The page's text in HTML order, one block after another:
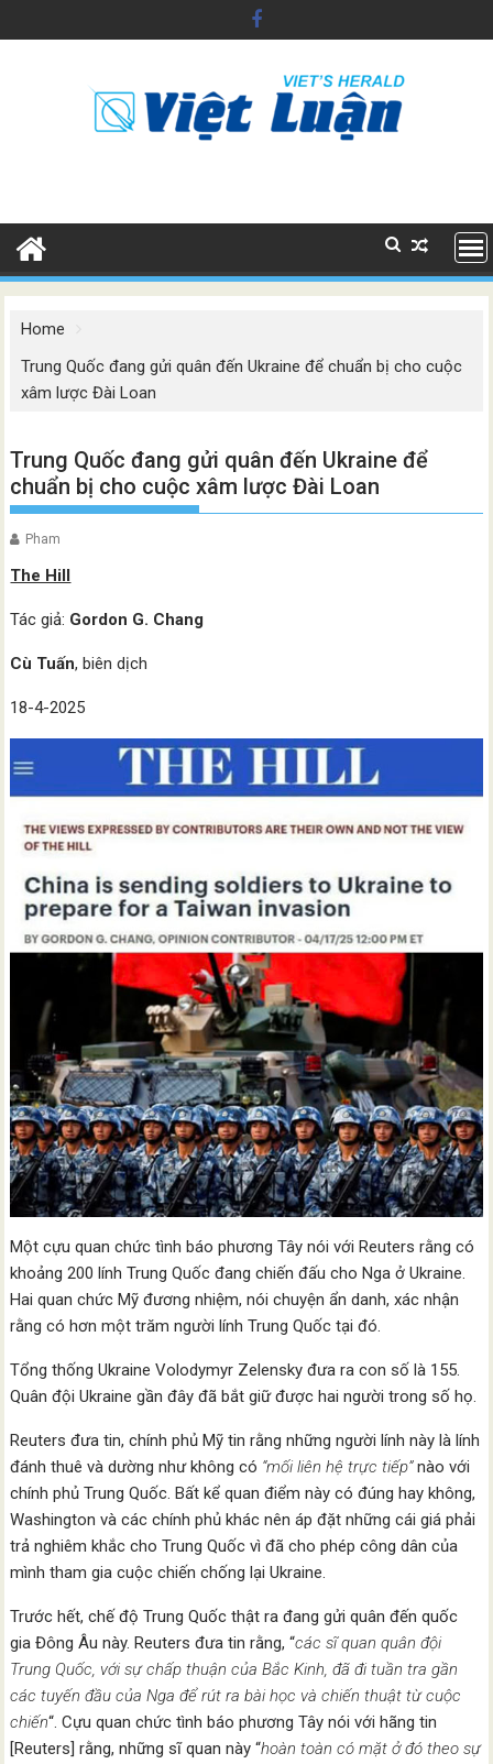
to
Home
Trung Quốc đang gửi quân đến Ukraine để chuẩn bị cho cuộc
xâm lược Đài Loan
Trung Quốc đang gửi quân đến Ukraine để
chuẩn bị cho cuộc xâm lược Đài Loan
Pham
The Hill
Tác giả: Gordon G. Chang
Cù Tuấn, biên dịch
18-4-2025
Một cựu quan chức tình báo phương Tây nói với Reuters rằng có
khoảng 200 lính Trung Quốc đang chiến đấu cho Nga ở Ukraine.
Hai quan chức Mỹ đương nhiệm, nói chuyện ẩn danh, xác nhận
rằng có hơn một trăm người lính Trung Quốc tại đó.
Tổng thống Ukraine Volodymyr Zelensky đưa ra con số là 155.
Quân đội Ukraine gần đây đã bắt giữ được hai người trong số họ.
Reuters đưa tin, chính phủ Mỹ tin rằng những người lính này là lính
đánh thuê và dường như không có “mối liên hệ trực tiếp”nào với
chính phủ Trung Quốc. Bất kể quan điểm này có đúng hay không,
Washington và các chính phủ khác nên áp đặt những cái giá phải
trả nghiêm khắc cho Trung Quốc vì đã cho phép công dân của
mình tham gia cuộc chiến chống lại Ukraine.
Trước hết, chế độ Trung Quốc thật ra đang gửi quân đến quốc
gia Đông Âu này. Reuters đưa tin rằng, “các sĩ quan quân đội
Trung Quốc, với sự chấp thuận của Bắc Kinh, đã đi tuần tra gần
các tuyến đầu của Nga để rút ra bài học và chiến thuật từ cuộc
chiến“. Cựu quan chức tình báo phương Tây nói với hãng tin
[Reuters] rằng, những sĩ quan này “hoàn toàn có mặt ở đó theo sự